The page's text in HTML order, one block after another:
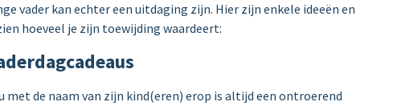
vader kan echter een uitdaging zijn. Hier zijn enkele ideeën en
hoeveel je zijn toewijding waardeert:
met de naam van zijn kind(eren) erop is altijd een ontroerend